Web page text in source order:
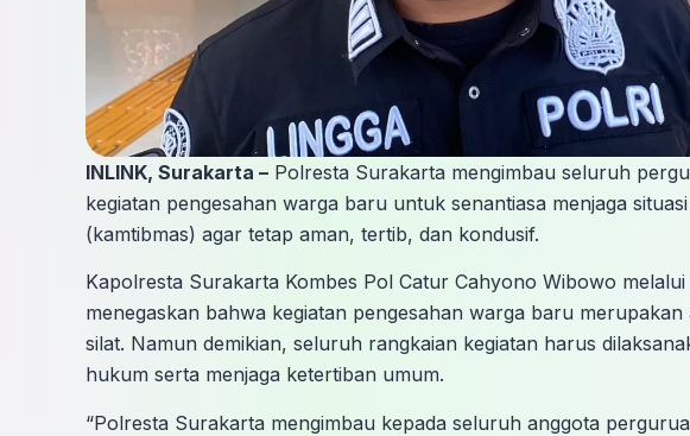
INLINK, Surakarta – Polresta Surakarta mengimbau seluruh
kegiatan pengesahan warga baru untuk senantiasa menjaga
(kamtibmas) agar tetap aman, tertib, dan kondusif.
Kapolresta Surakarta Kombes Pol Catur Cahyono Wibowo
menegaskan bahwa kegiatan pengesahan warga baru
silat. Namun demikian, seluruh rangkaian kegiatan harus
hukum serta menjaga ketertiban umum.
“Polresta Surakarta mengimbau kepada seluruh anggota